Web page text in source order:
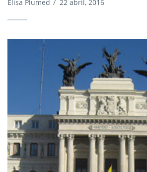
Elisa Plumed / 22 abril, 2016